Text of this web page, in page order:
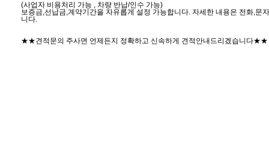
(사업자 비용처리 가능 , 차량 반납/인수 가능)
보증금,선납금,계약기간을 자유롭게 설정 가능합니다. 자세한 내용은 전화,문
니다.
★★견적문의 주사면 언제든지 정확하고 신속하게 견적안내드리겠습니다★★